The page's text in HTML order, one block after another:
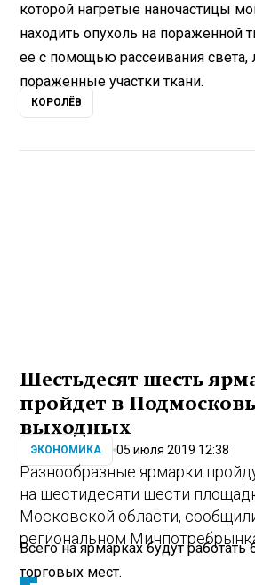
которой нагретые наночастицы
находить опухоль на пораженной
ее с помощью рассеивания света,
пораженные участки ткани.
КОРОЛЁВ
Шестьдесят шесть
пройдет в
выходных
ЭКОНОМИКА 05 июля 2019 12:38
Разнообразные ярмарки
на шестидесяти шести
Московской области,
региональном
Всего на ярмарках будут работать
торговых мест.